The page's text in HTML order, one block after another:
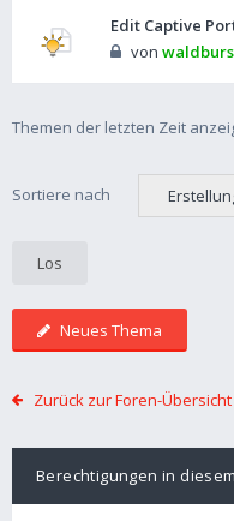
Edit Captive
von
Themen der letzten Zeit
Sortiere nach
Neues Thema
Zurück zur Foren-Übersicht
Berechtigungen in